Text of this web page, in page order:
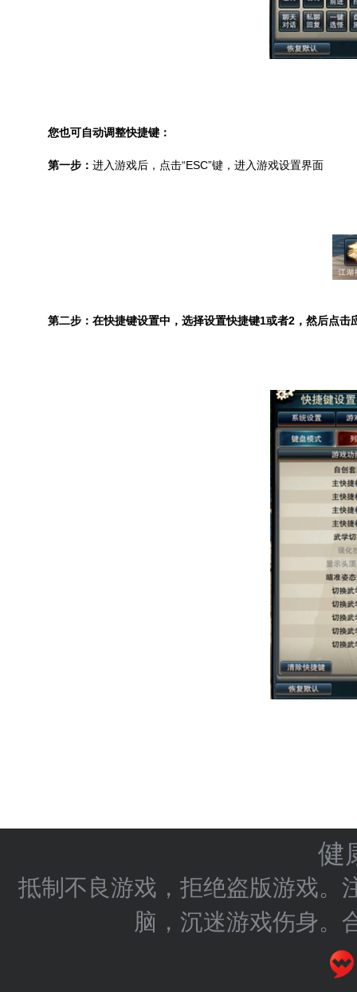
您也可自动调整快捷键：
第一步： 进入游戏后，点击“ESC”键，进入游戏设置界面
第二步：在快捷键设置中，选择设置快捷键1或者2 ，然后点击
健
抵制不良游戏，拒绝盗版游戏。
脑，沉迷游戏伤身。